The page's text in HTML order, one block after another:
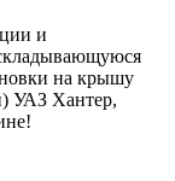
и
на крышу
УАЗ Хантер,